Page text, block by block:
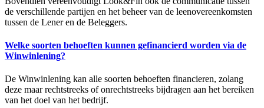
de verschillende partijen en het beheer van de leenovereenkomsten
tussen de Lener en de Beleggers.
Welke soorten behoeften kunnen gefinancierd worden via de
Winwinlening?
De Winwinlening kan alle soorten behoeften financieren, zolang
deze maar rechtstreeks of onrechtstreeks bijdragen aan het bereiken
van het doel van het bedrijf.